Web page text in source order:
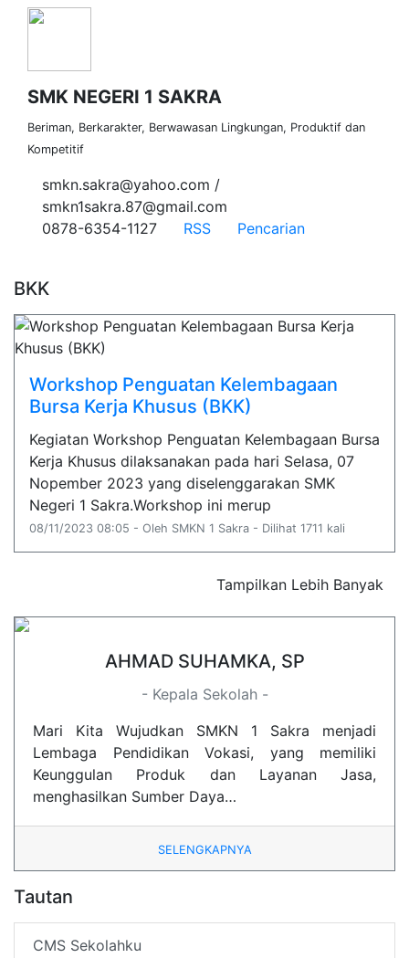
SMK NEGERI 1 SAKRA
Beriman, Berkarakter, Berwawasan Lingkungan, Produktif dan
Kompetitif
smkn.sakra@yahoo.com /
smkn1sakra.87@gmail.com
0878-6354-1127
RSS Pencarian
BKK
Workshop Penguatan Kelembagaan
Bursa Kerja Khusus (BKK)
Kegiatan Workshop Penguatan Kelembagaan Bursa
Kerja Khusus dilaksanakan pada hari Selasa, 07
Nopember 2023 yang diselenggarakan SMK
Negeri 1 Sakra.Workshop ini merup
08/11/2023 08:05 - Oleh SMKN 1 Sakra - Dilihat 1711 kali
Tampilkan Lebih Banyak
AHMAD SUHAMKA, SP
- Kepala Sekolah -
Mari Kita Wujudkan SMKN 1 Sakra menjadi
Lembaga Pendidikan Vokasi, yang memiliki
Keunggulan Produk dan Layanan Jasa,
menghasilkan Sumber Daya…
SELENGKAPNYA
Tautan
CMS Sekolahku